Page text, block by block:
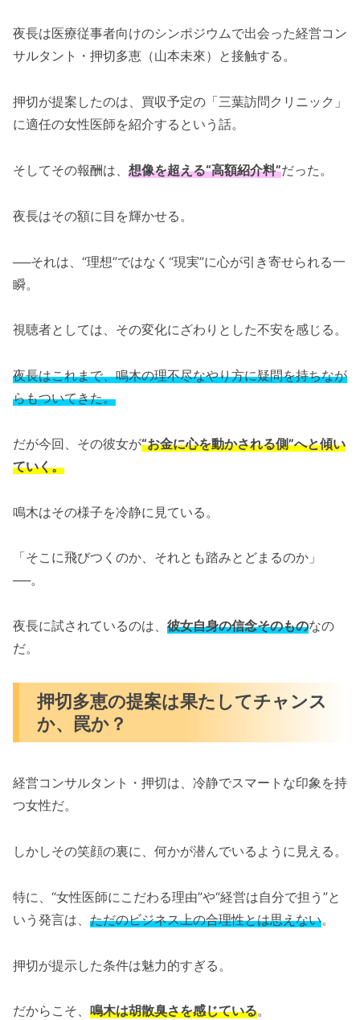
夜長は医療従事者向けのシンポジウムで出会った経営コン
サルタント・押切多恵（山本未來）と接触する。
押切が提案したのは、買収予定の「三葉訪問クリニック」
に適任の女性医師を紹介するという話。
そしてその報酬は、 想像を超える“高額紹介料”だった。
夜長はその額に目を輝かせる。
──それは、“理想”ではなく“現実”に心が引き寄せられる一
瞬。
視聴者としては、その変化にざわりとした不安を感じる。
夜長はこれまで、鳴木の理不尽なやり方に疑問を持ちなが
らもついてきた。
だが今回、その彼女が“お金に心を動かされる側”へと傾い
ていく。
鳴木はその様子を冷静に見ている。
「そこに飛びつくのか、それとも踏みとどまるのか」
──。
夜長に試されているのは、 彼女自身の信念そのものなの
だ。
押切多恵の提案は果たしてチャンス
か、罠か？
経営コンサルタント・押切は、冷静でスマートな印象を持
つ女性だ。
しかしその笑顔の裏に、何かが潜んでいるように見える。
特に、“女性医師にこだわる理由”や“経営は自分で担う”と
いう発言は、 ただのビジネス上の合理性とは思えない。
押切が提示した条件は魅力的すぎる。
だからこそ、 鳴木は胡散臭さを感じている。